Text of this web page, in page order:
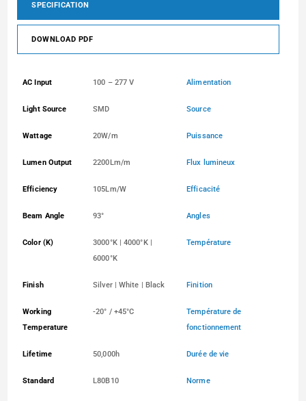
SPECIFICATION
DOWNLOAD PDF
AC Input 100 – 277 V Alimentation
Light Source SMD Source
Wattage 20W/m Puissance
Lumen Output 2200Lm/m Flux lumineux
Efficiency 105Lm/W Efficacité
Beam Angle 93° Angles
Color (K)
3000°K | 4000°K |
6000°K
Température
Finish Silver | White | Black Finition
Working
Temperature
-20° / +45°C
Température de
fonctionnement
Lifetime 50,000h Durée de vie
Standard L80B10 Norme